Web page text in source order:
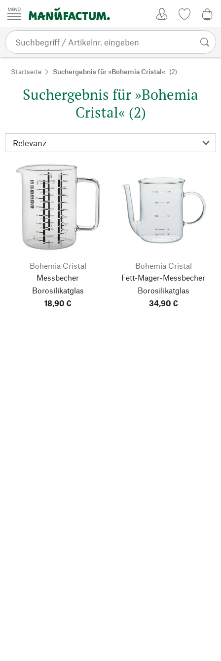
Zum Inhalt springen
Startseite Suchergebnis für »Bohemia Cristal« (2)
Suchergebnis für »Bohemia
Cristal« (2)
Bohemia Cristal
Messbecher
Borosilikatglas
18,90 €
Bohemia Cristal
Fett-Mager-Messbecher
Borosilikatglas
34,90 €